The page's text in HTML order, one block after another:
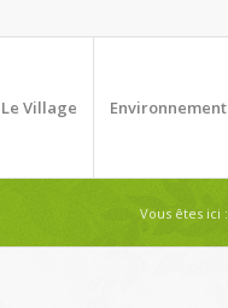
Le Village Environnement
Vous êtes ici :